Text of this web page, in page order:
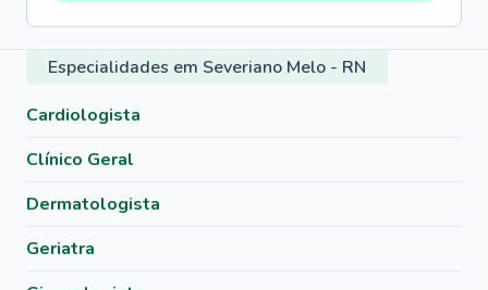
Especialidades em Severiano Melo - RN
Cardiologista
Clínico Geral
Dermatologista
Geriatra